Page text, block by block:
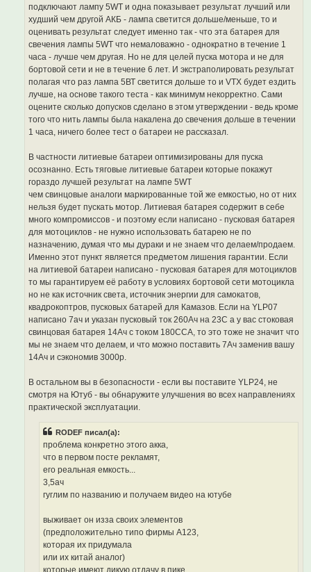
подключают лампу 5WT и одна показывает результат лучший или
худший чем другой АКБ - лампа светится дольше/меньше, то и
оценивать результат следует именно так - что эта батарея для
свечения лампы 5WT что немаловажно - однократно в течение 1
часа - лучше чем другая. Но не для целей пуска мотора и не для
бортовой сети и не в течение 6 лет. И экстраполировать результат
полагая что раз лампа 5ВТ светится дольше то и VTX будет ездить
лучше, на основе такого теста - как минимум некорректно. Сами
оцените сколько допусков сделано в этом утверждении - ведь кроме
того что нить лампы была накалена до свечения дольше в течении
1 часа, ничего более тест о батареи не рассказал.
В частности литиевые батареи оптимизированы для пуска
осознанно. Есть тяговые литиевые батареи которые покажут
гораздо лучшей результат на лампе 5WT
чем свинцовые аналоги маркированные той же емкостью, но от них
нельзя будет пускать мотор. Литиевая батарея содержит в себе
много компромиссов - и поэтому если написано - пусковая батарея
для мотоциклов - не нужно использовать батарею не по
назначению, думая что мы дураки и не знаем что делаем/продаем.
Именно этот пункт является предметом лишения гарантии. Если
на литиевой батареи написано - пусковая батарея для мотоциклов
то мы гарантируем её работу в условиях бортовой сети мотоцикла
но не как источник света, источник энергии для самокатов,
квадрокоптров, пусковых батарей для Камазов. Если на YLP07
написано 7ач и указан пусковый ток 260Ач на 23С а у вас стоковая
свинцовая батарея 14Ач с током 180ССА, то это тоже не значит что
мы не знаем что делаем, и что можно поставить 7Ач заменив вашу
14Ач и сэкономив 3000р.
В остальном вы в безопасности - если вы поставите YLP24, не
смотря на Ютуб - вы обнаружите улучшения во всех направлениях
практической эксплуатации.
RODEF писал(а):
проблема конкретно этого акка,
что в первом посте рекламят,
его реальная емкость...
3,5ач
гуглим по названию и получаем видео на ютубе
выживает он изза своих элементов
(предположительно типо фирмы А123,
которая их придумала
или их китай аналог)